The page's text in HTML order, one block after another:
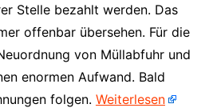
Stelle bezahlt werden. Das
offenbar übersehen. Für die
von Müllabfuhr und
enormen Aufwand. Bald
folgen. Weiterlesen